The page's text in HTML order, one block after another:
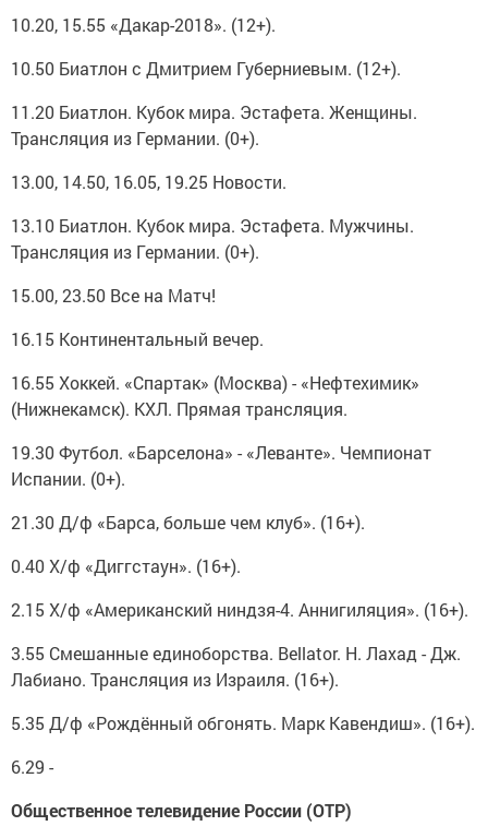
10.20, 15.55 «Дакар-2018». (12+).
10.50 Биатлон с Дмитрием Губерниевым. (12+).
11.20 Биатлон. Кубок мира. Эстафета. Женщины.
Трансляция из Германии. (0+).
13.00, 14.50, 16.05, 19.25 Новости.
13.10 Биатлон. Кубок мира. Эстафета. Мужчины.
Трансляция из Германии. (0+).
15.00, 23.50 Все на Матч!
16.15 Континентальный вечер.
16.55 Хоккей. «Спартак» (Москва) - «Нефтехимик»
(Нижнекамск). КХЛ. Прямая трансляция.
19.30 Футбол. «Барселона» - «Леванте». Чемпионат
Испании. (0+).
21.30 Д/ф «Барса, больше чем клуб». (16+).
0.40 Х/ф «Диггстаун». (16+).
2.15 Х/ф «Американский ниндзя-4. Аннигиляция». (16+).
3.55 Смешанные единоборства. Bellator. Н. Лахад - Дж.
Лабиано. Трансляция из Израиля. (16+).
5.35 Д/ф «Рождённый обгонять. Марк Кавендиш». (16+).
6.29 -
Общественное телевидение России (ОТР)